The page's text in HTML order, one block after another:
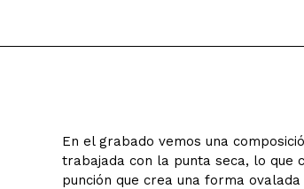
En el grabado vemos una
trabajada con la punta seca, lo que
punción que crea una forma